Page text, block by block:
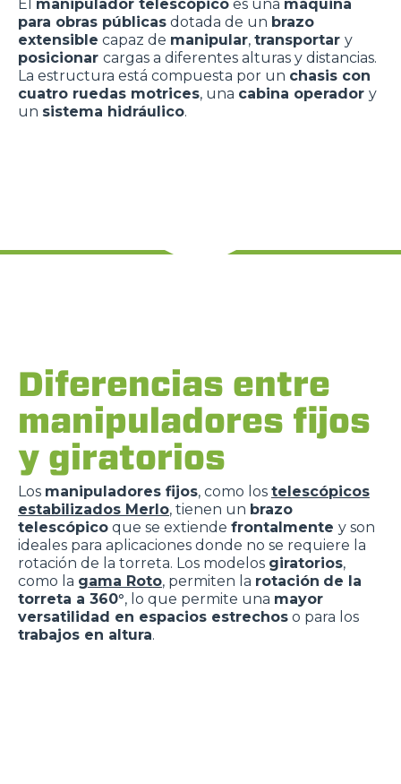
El manipulador telescópico es una máquina
para obras públicas dotada de un brazo
extensible capaz de manipular, transportar y
posicionar cargas a diferentes alturas y distancias.
La estructura está compuesta por un chasis con
cuatro ruedas motrices, una cabina operador y
un sistema hidráulico.
Diferencias entre
manipuladores fijos
y giratorios
Los manipuladores fijos, como los telescópicos
estabilizados Merlo, tienen un brazo
telescópico que se extiende frontalmente y son
ideales para aplicaciones donde no se requiere la
rotación de la torreta. Los modelos giratorios,
como la gama Roto, permiten la rotación de la
torreta a 360°, lo que permite una mayor
versatilidad en espacios estrechos o para los
trabajos en altura.